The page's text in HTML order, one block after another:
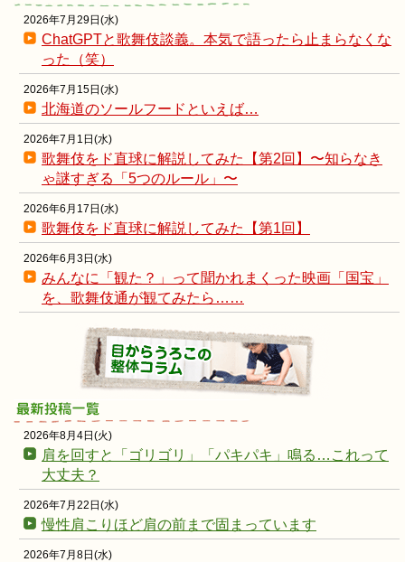
2026年7月29日(水)
ChatGPTと歌舞伎談義。本気で語ったら止まらなくな
った（笑）
2026年7月15日(水)
北海道のソールフードといえば…
2026年7月1日(水)
歌舞伎をド直球に解説してみた【第2回】〜知らなき
ゃ謎すぎる「5つのルール」〜
2026年6月17日(水)
歌舞伎をド直球に解説してみた【第1回】
2026年6月3日(水)
みんなに「観た？」って聞かれまくった映画「国宝」
を、歌舞伎通が観てみたら……
2026年8月4日(火)
肩を回すと「ゴリゴリ」「パキパキ」鳴る…これって
大丈夫？
2026年7月22日(水)
慢性肩こりほど肩の前まで固まっています
2026年7月8日(水)